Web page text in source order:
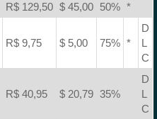
R$ 129,50 $ 45,00 50% *
R$ 9,75 $ 5,00 75% *
D
L
C
R$ 40,95 $ 20,79 35%
D
L
C